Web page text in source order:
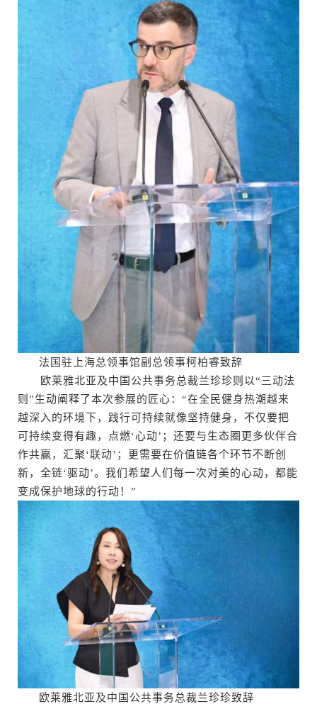
法国驻上海总领事馆副总领事柯柏睿致辞
欧莱雅北亚及中国公共事务总裁兰珍珍则以“三动法
则”生动阐释了本次参展的匠心：“在全民健身热潮越来
越深入的环境下，践行可持续就像坚持健身，不仅要把
可持续变得有趣，点燃‘心动’；还要与生态圈更多伙伴合
作共赢，汇聚‘联动’；更需要在价值链各个环节不断创
新，全链‘驱动’。我们希望人们每一次对美的心动，都能
变成保护地球的行动！”
欧莱雅北亚及中国公共事务总裁兰珍珍致辞